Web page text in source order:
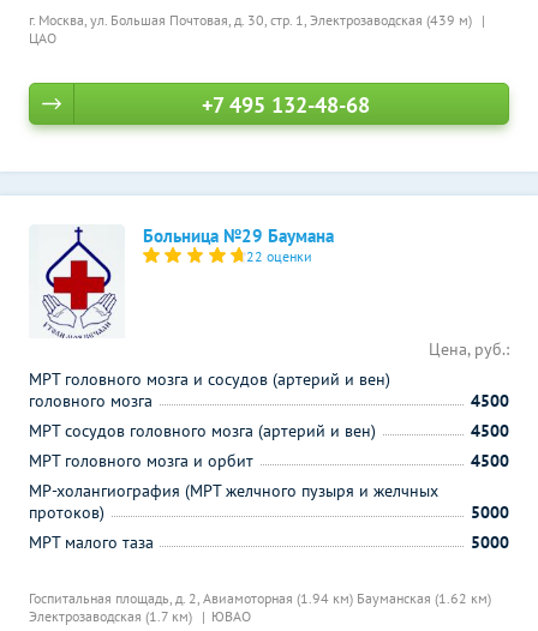
г. Москва, ул. Большая Почтовая, д. 30, стр. 1, Электрозаводская (439 м)
ЦАО
+7 495 132-48-68
Больница №29 Баумана
22 оценки
Госпитальная площадь, д. 2, Авиамоторная (1.94 км) Бауманская (1.62 км)
Электрозаводская (1.7 км)
ЮВАО
Цена, руб.:
МРТ головного мозга и сосудов (артерий и вен)
головного мозга
4500
МРТ сосудов головного мозга (артерий и вен)
4500
МРТ головного мозга и орбит
4500
МР-холангиография (МРТ желчного пузыря и желчных
протоков)
5000
МРТ малого таза
5000